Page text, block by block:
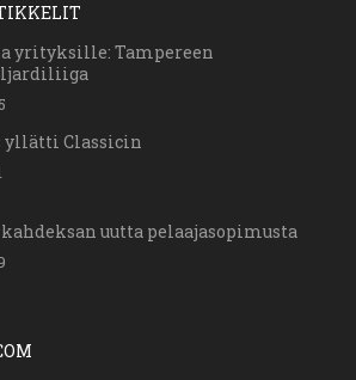
yrityksille: Tampereen
yllätti Classicin
uutta pelaajasopimusta